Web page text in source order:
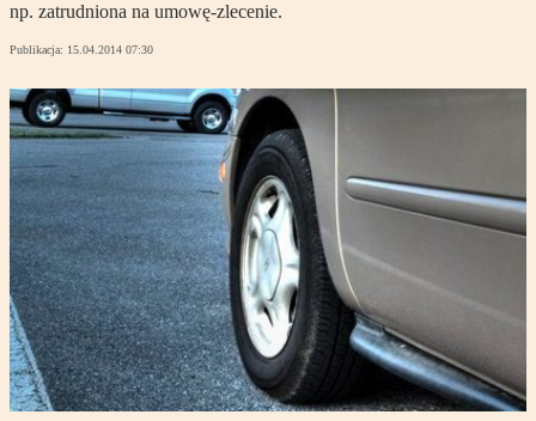
np. zatrudniona na umowę-zlecenie.
Publikacja: 15.04.2014 07:30